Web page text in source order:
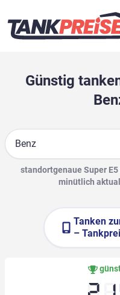
Günstig
Suche
standortgenaue Super
minütlich
Tanken
–